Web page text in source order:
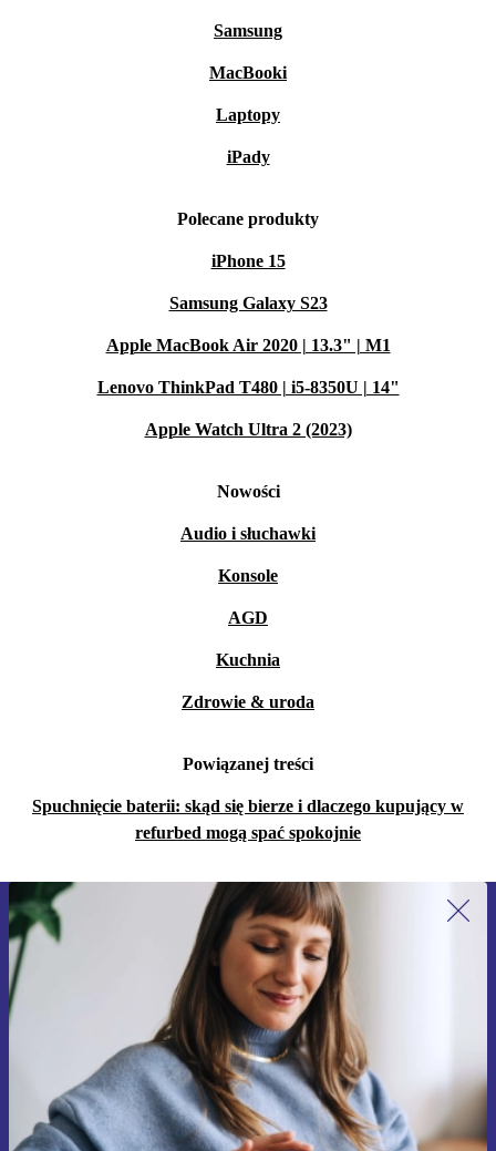
Samsung
MacBooki
Laptopy
iPady
Polecane produkty
iPhone 15
Samsung Galaxy S23
Apple MacBook Air 2020 | 13.3" | M1
Lenovo ThinkPad T480 | i5-8350U | 14"
Apple Watch Ultra 2 (2023)
Nowości
Audio i słuchawki
Konsole
AGD
Kuchnia
Zdrowie & uroda
Powiązanej treści
Spuchnięcie baterii: skąd się bierze i dlaczego kupujący w
refurbed mogą spać spokojnie
Zapisz się na nasz newsletter!
Nie przegap żadnej oferty.
Zarejestruj się
Informacje na temat używania danych osobowych znajdują się w